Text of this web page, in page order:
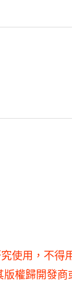
使用，不
權歸開發商